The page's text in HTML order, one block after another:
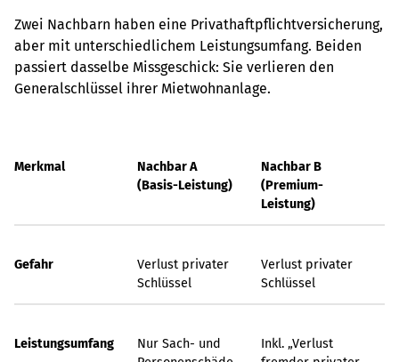
Zwei Nachbarn haben eine Privathaftpflichtversicherung,
aber mit unterschiedlichem Leistungsumfang. Beiden
passiert dasselbe Missgeschick: Sie verlieren den
Generalschlüssel ihrer Mietwohnanlage.
Merkmal
Nachbar A
(Basis-Leistung)
Nachbar B
(Premium-
Leistung)
Gefahr
Verlust privater
Schlüssel
Verlust privater
Schlüssel
Leistungsumfang
Nur Sach- und
Inkl. „Verlust